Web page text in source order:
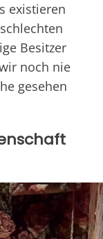
existieren
Besitzer
noch nie
gesehen